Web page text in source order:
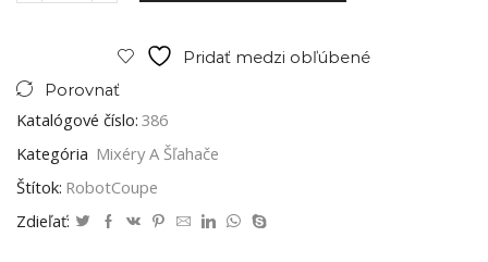
Pridať medzi obľúbené
Porovnať
Katalógové číslo: 386
Kategória Mixéry A Šľahače
Štítok: RobotCoupe
Zdieľať: